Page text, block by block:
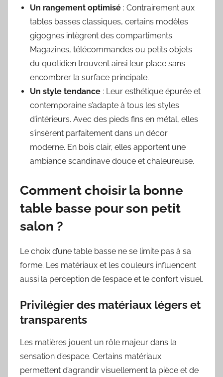
Un rangement optimisé : Contrairement aux
tables basses classiques, certains modèles
gigognes intègrent des compartiments.
Magazines, télécommandes ou petits objets
du quotidien trouvent ainsi leur place sans
encombrer la surface principale.
Un style tendance : Leur esthétique épurée et
contemporaine s’adapte à tous les styles
d’intérieurs. Avec des pieds fins en métal, elles
s’insèrent parfaitement dans un décor
moderne. En bois clair, elles apportent une
ambiance scandinave douce et chaleureuse.
Comment choisir la bonne
table basse pour son petit
salon ?
Le choix d’une table basse ne se limite pas à sa
forme. Les matériaux et les couleurs influencent
aussi la perception de l’espace et le confort visuel.
Privilégier des matériaux légers et
transparents
Les matières jouent un rôle majeur dans la
sensation d’espace. Certains matériaux
permettent d’agrandir visuellement la pièce et de